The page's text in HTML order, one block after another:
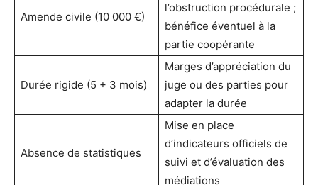
Amende civile (10 000 €)
l’obstruction procédurale ;
bénéfice éventuel à la
partie coopérante
Durée rigide (5 + 3 mois)
Marges d’appréciation du
juge ou des parties pour
adapter la durée
Absence de statistiques
Mise en place
d’indicateurs officiels de
suivi et d’évaluation des
médiations